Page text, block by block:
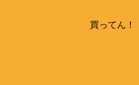
買ってん！